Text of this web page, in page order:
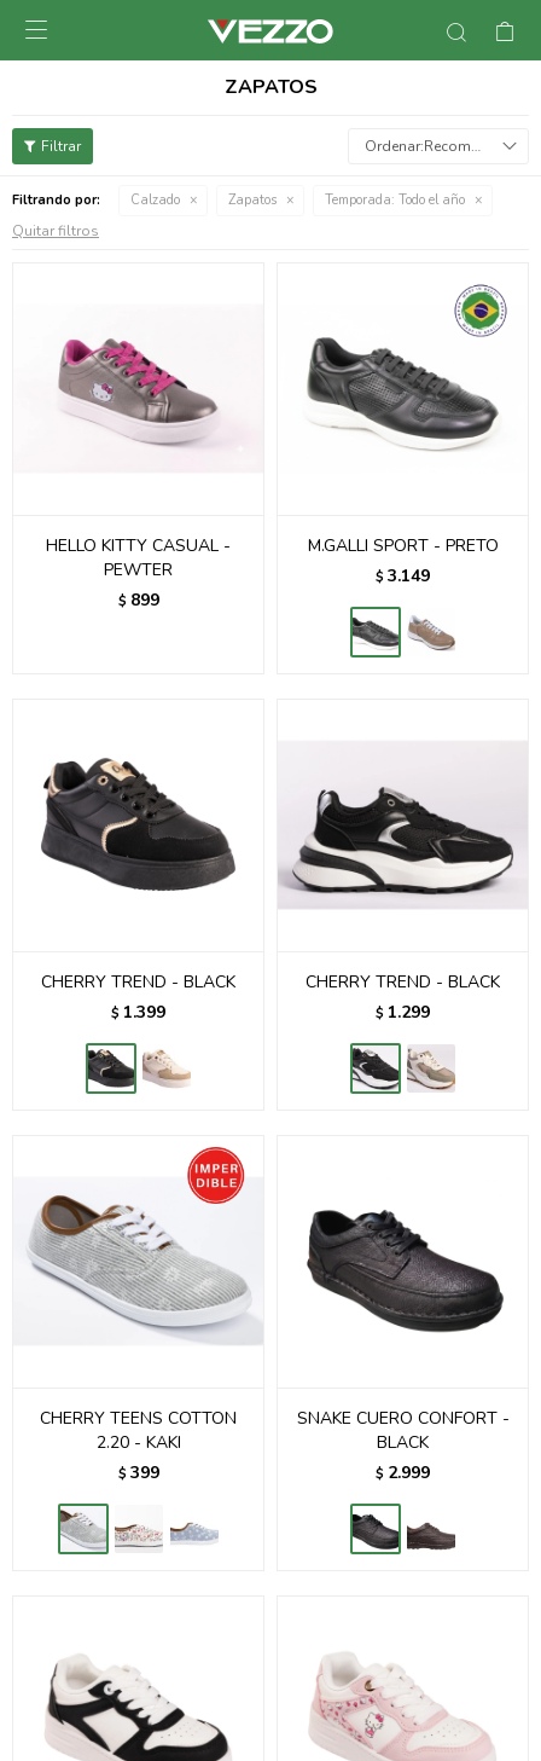

ZAPATOS
Recomendados
Filtrando por: Calzado Zapatos Temporada: Todo el año
Quitar filtros
HELLO KITTY CASUAL -
PEWTER
$ 899
M.GALLI SPORT - PRETO
$ 3.149
CHERRY TREND - BLACK
$ 1.399
CHERRY TREND - BLACK
$ 1.299
CHERRY TEENS COTTON
2.20 - KAKI
$ 399
SNAKE CUERO CONFORT -
BLACK
$ 2.999